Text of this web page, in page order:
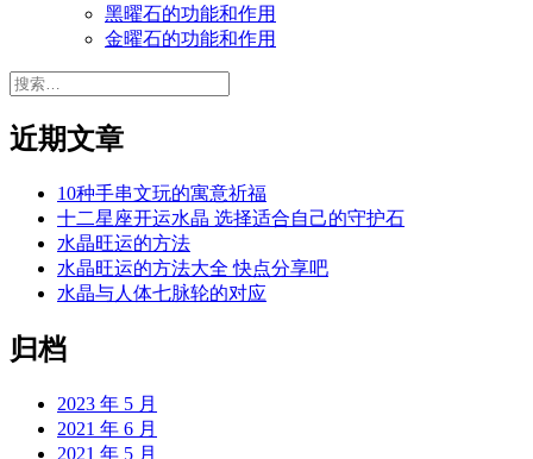
黑曜石的功能和作用
金曜石的功能和作用
搜
近期文章
10种手串文玩的寓意祈福
十二星座开运水晶 选择适合自己的守护石
水晶旺运的方法
水晶旺运的方法大全 快点分享吧
水晶与人体七脉轮的对应
归档
2023 年 5 月
2021 年 6 月
2021 年 5 月